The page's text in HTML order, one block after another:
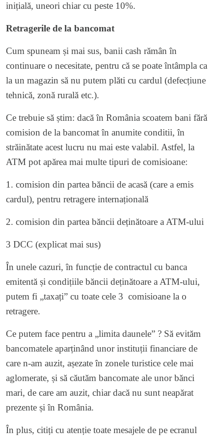
inițială, uneori chiar cu peste 10%.
Retragerile de la bancomat
Cum spuneam și mai sus, banii cash rămân în
continuare o necesitate, pentru că se poate întâmpla ca
la un magazin să nu putem plăti cu cardul (defecțiune
tehnică, zonă rurală etc.).
Ce trebuie să știm: dacă în România scoatem bani fără
comision de la bancomat în anumite conditii, în
străinătate acest lucru nu mai este valabil. Astfel, la
ATM pot apărea mai multe tipuri de comisioane:
1. comision din partea băncii de acasă (care a emis
cardul), pentru retragere internațională
2. comision din partea băncii deținătoare a ATM-ului
3 DCC (explicat mai sus)
În unele cazuri, în funcție de contractul cu banca
emitentă și condițiile băncii deținătoare a ATM-ului,
putem fi „taxați” cu toate cele 3 comisioane la o
retragere.
Ce putem face pentru a „limita daunele” ? Să evităm
bancomatele aparținând unor instituții financiare de
care n-am auzit, așezate în zonele turistice cele mai
aglomerate, și să căutăm bancomate ale unor bănci
mari, de care am auzit, chiar dacă nu sunt neapărat
prezente și în România.
În plus, citiți cu atenție toate mesajele de pe ecranul